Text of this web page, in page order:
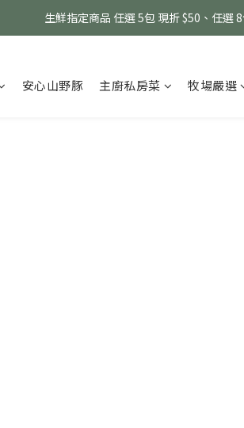
消費滿 $1800 贈送原味滴雞精1包、$6000 贈送黑
生鮮指定商品 任選 5包 現折 $50、任選
安心山野豚 主廚私房菜 牧場嚴選